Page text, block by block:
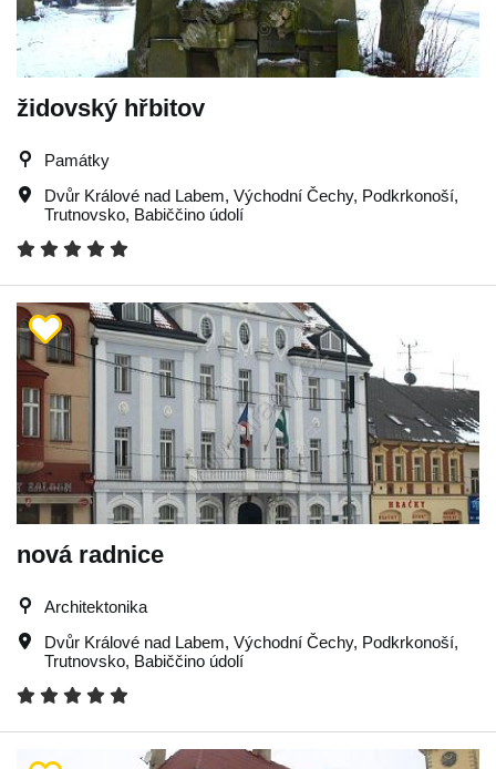
židovský hřbitov
Památky
Dvůr Králové nad Labem, Východní Čechy, Podkrkonoší,
Trutnovsko, Babiččino údolí
nová radnice
Architektonika
Dvůr Králové nad Labem, Východní Čechy, Podkrkonoší,
Trutnovsko, Babiččino údolí